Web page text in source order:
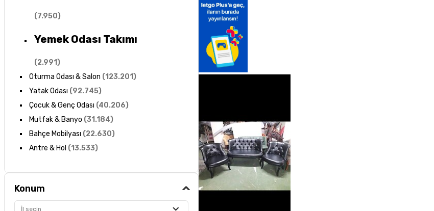
(7.950)
Yemek Odası Takımı
(2.991)
Oturma Odası & Salon (123.201)
Yatak Odası (92.745)
Çocuk & Genç Odası (40.206)
Mutfak & Banyo (31.184)
Bahçe Mobilyası (22.630)
Antre & Hol (13.533)
Konum
İl seçin